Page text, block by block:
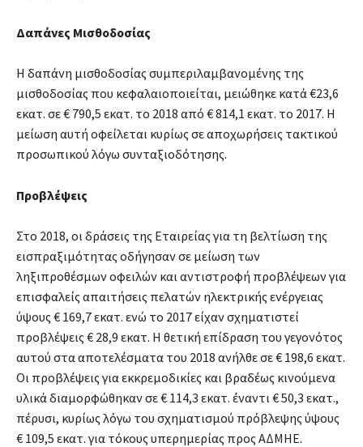
Δαπάνες Μισθοδοσίας
Η δαπάνη μισθοδοσίας συμπεριλαμβανομένης της
μισθοδοσίας που κεφαλαιοποιείται, μειώθηκε κατά €23,6
εκατ. σε € 790,5 εκατ. το 2018 από € 814,1 εκατ. το 2017. Η
μείωση αυτή οφείλεται κυρίως σε αποχωρήσεις τακτικού
προσωπικού λόγω συνταξιοδότησης.
Προβλέψεις
Στο 2018, οι δράσεις της Εταιρείας για τη βελτίωση της
εισπραξιμότητας οδήγησαν σε μείωση των
ληξιπροθέσμων οφειλών και αντιστροφή προβλέψεων για
επισφαλείς απαιτήσεις πελατών ηλεκτρικής ενέργειας
ύψους € 169,7 εκατ. ενώ το 2017 είχαν σχηματιστεί
προβλέψεις € 28,9 εκατ. Η θετική επίδραση του γεγονότος
αυτού στα αποτελέσματα του 2018 ανήλθε σε € 198,6 εκατ.
Οι προβλέψεις για εκκρεμοδικίες και βραδέως κινούμενα
υλικά διαμορφώθηκαν σε € 114,3 εκατ. έναντι € 50,3 εκατ.,
πέρυσι, κυρίως λόγω του σχηματισμού πρόβλεψης ύψους
€ 109,5 εκατ. για τόκους υπερημερίας προς ΑΔΜΗΕ.